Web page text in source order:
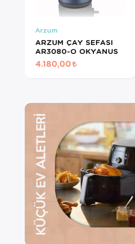
Arzum
ARZUM ÇAY SEFASI
AR3080-O OKYANUS
4.180,00